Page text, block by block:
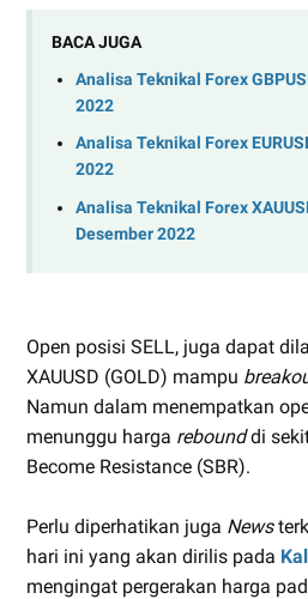
BACA JUGA
Analisa Teknikal Forex
2022
Analisa Teknikal Forex
2022
Analisa Teknikal Forex
Desember 2022
Open posisi SELL, juga dapat
XAUUSD (GOLD) mampu
Namun dalam menempatkan
menunggu harga rebounddi
Become Resistance (SBR).
Perlu diperhatikan juga News
hari ini yang akan dirilis pada
mengingat pergerakan harga